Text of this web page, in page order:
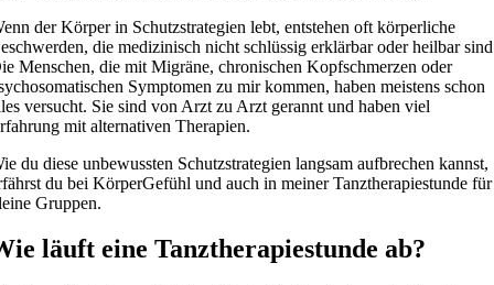
der Körper in Schutzstrategien lebt, entstehen oft körperliche
die medizinisch nicht schlüssig erklärbar oder heilbar
Menschen, die mit Migräne, chronischen Kopfschmerzen oder
Symptomen zu mir kommen, haben meistens schon
versucht. Sie sind von Arzt zu Arzt gerannt und haben viel
mit alternativen Therapien.
du diese unbewussten Schutzstrategien langsam aufbrechen kannst,
du bei KörperGefühl und auch in meiner Tanztherapiestunde für
Gruppen.
läuft eine Tanztherapiestunde ab?